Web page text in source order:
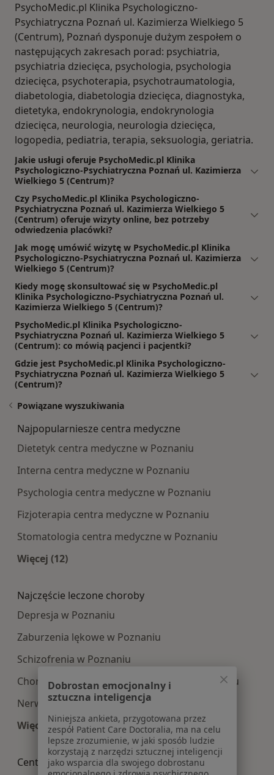
PsychoMedic.pl Klinika Psychologiczno-
Psychiatryczna Poznań ul. Kazimierza Wielkiego 5
(Centrum), Poznań dysponuje dużym zespołem o
następujących zakresach porad: psychiatria,
psychiatria dziecięca, psychologia, psychologia
dziecięca, psychoterapia, psychotraumatologia,
diabetologia, diabetologia dziecięca, diagnostyka,
dietetyka, endokrynologia, endokrynologia
dziecięca, neurologia, neurologia dziecięca,
logopedia, pediatria, terapia, seksuologia, geriatria.
Jakie usługi oferuje PsychoMedic.pl Klinika
Psychologiczno-Psychiatryczna Poznań ul. Kazimierza
Wielkiego 5 (Centrum)?
Czy PsychoMedic.pl Klinika Psychologiczno-
Psychiatryczna Poznań ul. Kazimierza Wielkiego 5
(Centrum) oferuje wizyty online, bez potrzeby
odwiedzenia placówki?
Jak mogę umówić wizytę w PsychoMedic.pl Klinika
Psychologiczno-Psychiatryczna Poznań ul. Kazimierza
Wielkiego 5 (Centrum)?
Kiedy mogę skonsultować się w PsychoMedic.pl
Klinika Psychologiczno-Psychiatryczna Poznań ul.
Kazimierza Wielkiego 5 (Centrum)?
PsychoMedic.pl Klinika Psychologiczno-
Psychiatryczna Poznań ul. Kazimierza Wielkiego 5
(Centrum): co mówią pacjenci i pacjentki?
Gdzie jest PsychoMedic.pl Klinika Psychologiczno-
Psychiatryczna Poznań ul. Kazimierza Wielkiego 5
(Centrum)?
Powiązane wyszukiwania
Najpopularniesze centra medyczne
Dietetyk centra medyczne w Poznaniu
Interna centra medyczne w Poznaniu
Psychologia centra medyczne w Poznaniu
Fizjoterapia centra medyczne w Poznaniu
Stomatologia centra medyczne w Poznaniu
Więcej (12)
Najczęście leczone choroby
Depresja w Poznaniu
Zaburzenia lękowe w Poznaniu
Schizofrenia w Poznaniu
Choroba afektywna dwubiegunowa w Poznaniu
Nerwica w Poznaniu
Więcej (15)
Więcej w kategorii: Najczęście leczone choroby
Centra medyczne Psychiatria w pobliżu
Dobrostan emocjonalny i
sztuczna inteligencja
Niniejsza ankieta, przygotowana przez
zespół Patient Care Doctoralia, ma na celu
lepsze zrozumienie, w jaki sposób ludzie
korzystają z narzędzi sztucznej inteligencji
jako wsparcia dla swojego dobrostanu